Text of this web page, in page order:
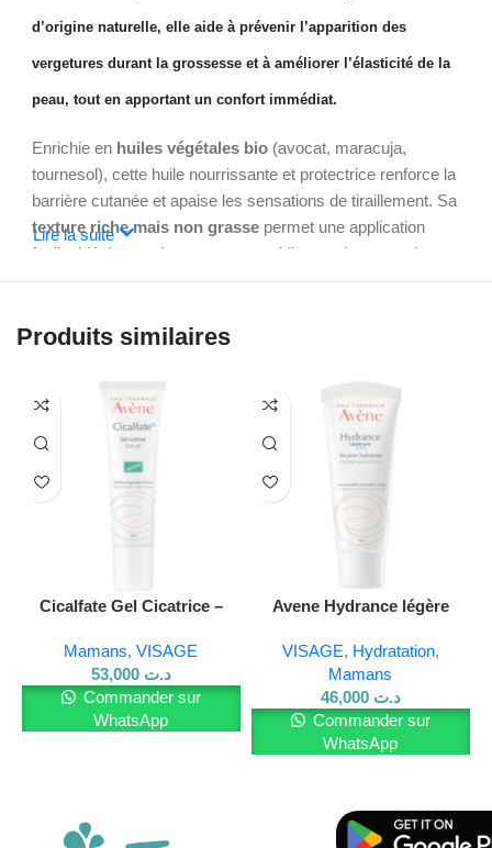
d’origine naturelle, elle aide àprévenir l’apparition des
vergetures durant la grossesse et àaméliorer l’élasticité de la
peau, tout en apportant un confort immédiat.
Enrichie en huiles végétales bio (avocat, maracuja,
tournesol), cette huile nourrissante et protectrice renforce la
barrière cutanée et apaise les sensations de tiraillement. Sa
texture riche mais non grasse permet une application
facile, idéale pour le massage quotidien sur le ventre, les
hanches, les seins ou les cuisses.
Sans parfum, elle respecte l’odorat sensible des femmes
gynécologique, garantissant une
tolérance optimale pour
maman et bébé.
🌿 Les bienfaits de Mustela Huile
Vergetures :
Prévient efficacement les vergetures
100 % d’ingrédients d’origine naturelle
🧴 Nourrit, assouplit et protège la peau
🌸 Sans parfum : parfait pour les peaux sensibles ou
réactives
🧪 Hypoallergénique, sans conservateurs, sans alcool
Lire la suite
Produits similaires
Cicalfate Gel Cicatrice –
marques
Mamans,VISAGE
د.ت 53,000
Commander sur
WhatsApp
Avene Hydrance légère
VISAGE, Hydratation,
Mamans
د.ت 46,000
Commander sur
WhatsApp